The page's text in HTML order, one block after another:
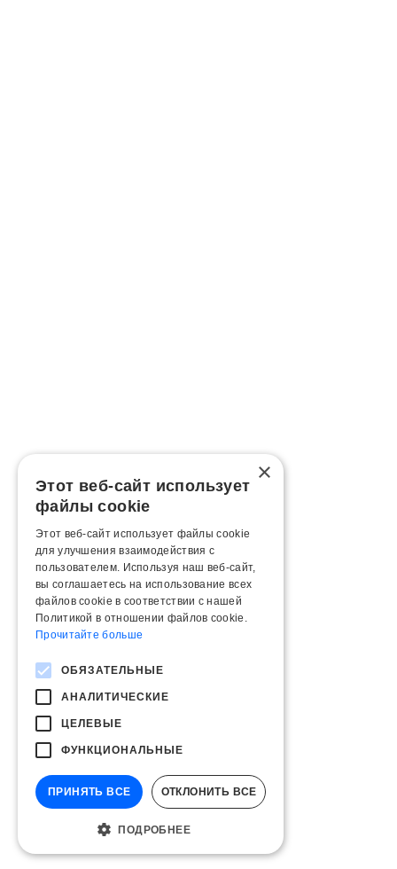
×
Этот веб-сайт использует
файлы cookie
Этот веб-сайт использует файлы cookie
для улучшения взаимодействия с
пользователем. Используя наш веб-сайт,
вы соглашаетесь на использование всех
файлов cookie в соответствии с нашей
Политикой в ​​отношении файлов cookie.
Прочитайте больше
ОБЯЗАТЕЛЬНЫЕ
АНАЛИТИЧЕСКИЕ
ЦЕЛЕВЫЕ
ФУНКЦИОНАЛЬНЫЕ
ПРИНЯТЬ ВСЕ ОТКЛОНИТЬ ВСЕ
ПОДРОБНЕЕ